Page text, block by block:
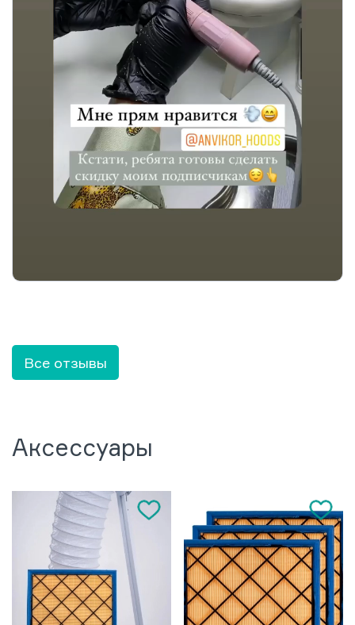
Все отзывы
Аксессуары